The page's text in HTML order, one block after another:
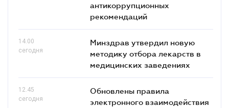
антикоррупционных
рекомендаций
14.00
сегодня
Минздрав утвердил новую
методику отбора лекарств в
медицинских заведениях
12.45
сегодня
Обновлены правила
электронного взаимодействия